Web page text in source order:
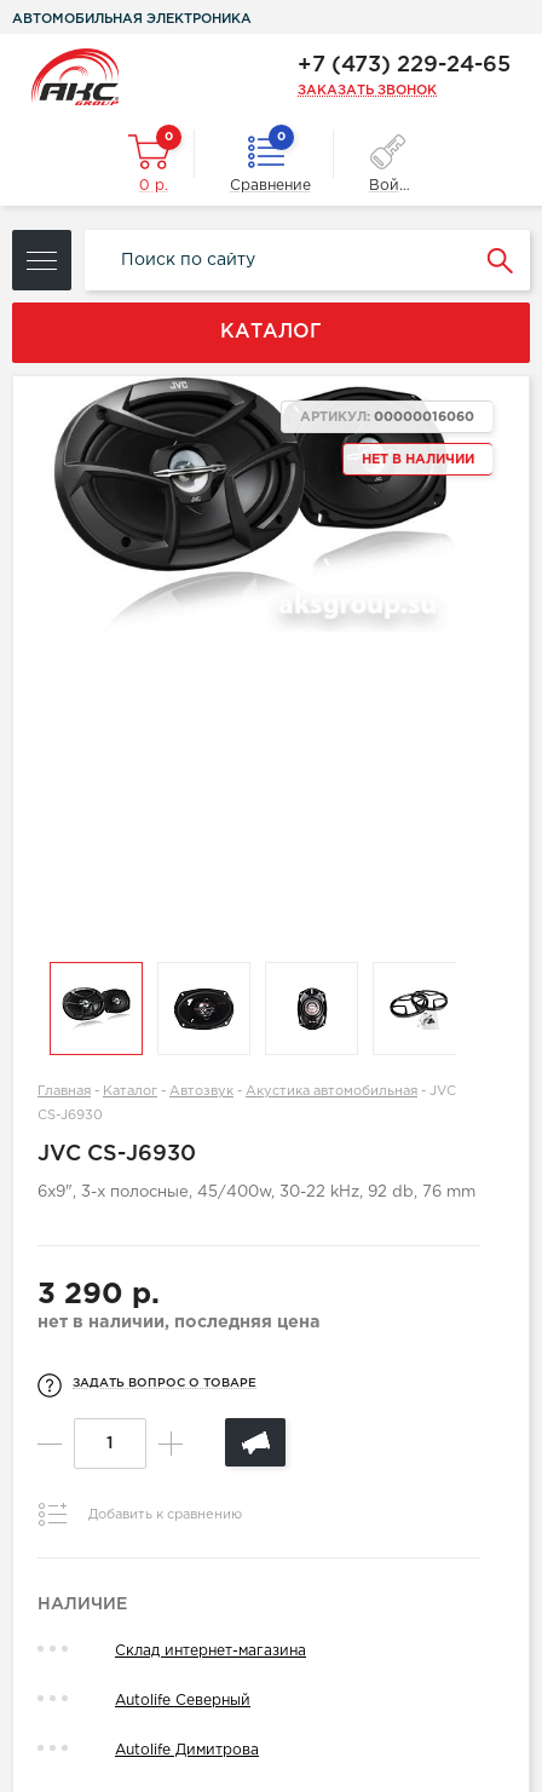
АВТОМОБИЛЬНАЯ ЭЛЕКТРОНИКА
+7 (473) 229-24-65
ЗАКАЗАТЬ ЗВОНОК
0
0 р.
0
Сравнение Войти
КАТАЛОГ
НЕТ В НАЛИЧИИ
АРТИКУЛ: 00000016060
Главная - Каталог - Автозвук - Акустика автомобильная - JVC
CS-J6930
JVC CS-J6930
6х9", 3-х полосные, 45/400w, 30-22 kHz, 92 db, 76 mm
3 290 р.
нет в наличии, последняя цена
ЗАДАТЬ ВОПРОС О ТОВАРЕ
Добавить к сравнению
НАЛИЧИЕ
Склад интернет-магазина
Autolife Северный
Autolife Димитрова